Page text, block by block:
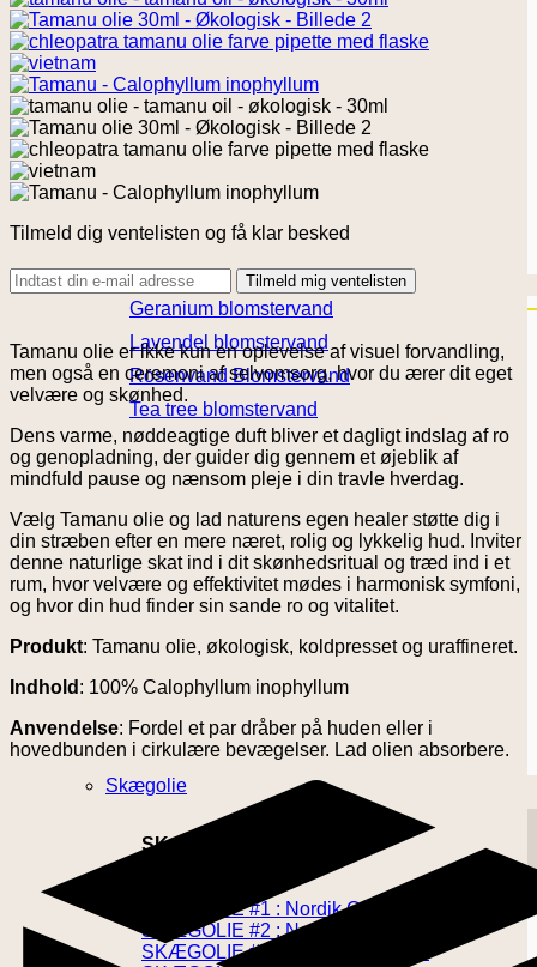
Blomstervand
Geranium blomstervand
Lavendel blomstervand
Rosenvand Blomstervand
Tea tree blomstervand
Skægolie
SKÆGOLIER
SKÆGOLIE #1 : Nordik Cleanse
SKÆGOLIE #2 : Nordik Regenerate
SKÆGOLIE #3 : Nordik Condition
Tilmeld dig ventelisten og få klar besked
Tilmeld mig ventelisten
Tamanu olie er ikke kun en oplevelse af visuel forvandling,
men også en ceremoni af selvomsorg, hvor du ærer dit eget
velvære og skønhed.
Dens varme, nøddeagtige duft bliver et dagligt indslag af ro
og genopladning, der guider dig gennem et øjeblik af
mindfuld pause og nænsom pleje i din travle hverdag.
Vælg Tamanu olie og lad naturens egen healer støtte dig i
din stræben efter en mere næret, rolig og lykkelig hud. Inviter
denne naturlige skat ind i dit skønhedsritual og træd ind i et
rum, hvor velvære og effektivitet mødes i harmonisk symfoni,
og hvor din hud finder sin sande ro og vitalitet.
Produkt: Tamanu olie, økologisk, koldpresset og uraffineret.
Indhold : 100% Calophyllum inophyllum
Anvendelse: Fordel et par dråber på huden eller i
hovedbunden i cirkulære bevægelser. Lad olien absorbere.